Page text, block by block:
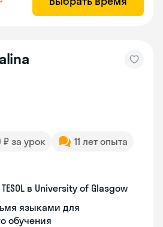
₽ за урок
11 лет опыта
в University of Glasgow
языками для
обучения